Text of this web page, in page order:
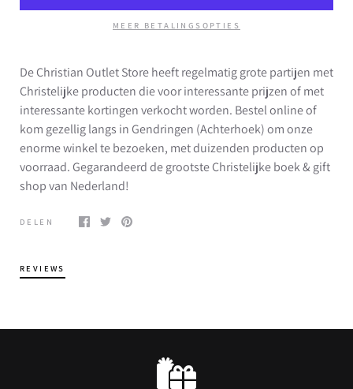
MEER BETALINGSOPTIES
De Christian Outlet Store heeft regelmatig grote partijen met
Christelijke producten die voor interessante prijzen of met
interessante kortingen verkocht worden. Bestel online of
kom gezellig langs in Gendringen (Achterhoek) om onze
enorme winkel te bezoeken, met duizenden producten op
voorraad. Gegarandeerd de grootste Christelijke boek & gift
shop van Nederland!
DELEN
REVIEWS